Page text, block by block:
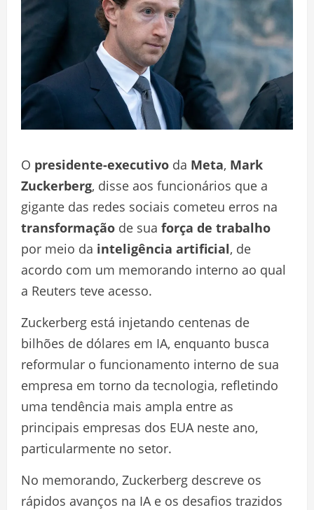
O presidente-executivo da Meta, Mark
Zuckerberg, disse aos funcionários que a
gigante das redes sociais cometeu erros na
transformação de sua força de trabalho
por meio da inteligência artificial, de
acordo com um memorando interno ao qual
a Reuters teve acesso.
Zuckerberg está injetando centenas de
bilhões de dólares em IA, enquanto busca
reformular o funcionamento interno de sua
empresa em torno da tecnologia, refletindo
uma tendência mais ampla entre as
principais empresas dos EUA neste ano,
particularmente no setor.
No memorando, Zuckerberg descreve os
rápidos avanços na IA e os desafios trazidos